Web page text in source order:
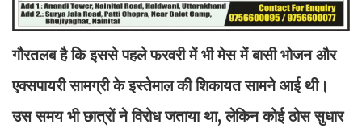
गौरतलब है कि इससे पहले फरवरी में भी मेस में बासी भोजन और
एक्सपायरी सामग्री के इस्तेमाल की शिकायत सामने आई थी।
उस समय भी छात्रों ने विरोध जताया था, लेकिन कोई ठोस सुधार